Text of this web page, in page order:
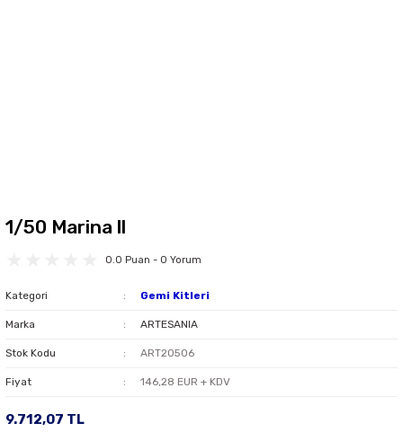
1/50 Marina ll
0.0 Puan - 0 Yorum
Kategori Gemi Kitleri
Marka ARTESANIA
Stok Kodu ART20506
Fiyat 146,28 EUR + KDV
9.712,07 TL